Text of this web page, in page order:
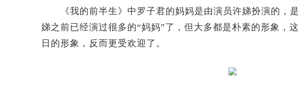
《我的前半生》中罗子君的妈妈是由演员许娣扮演的，
娣之前已经演过很多的“妈妈”了，但大多都是朴素的形象，
日的形象，反而更受欢迎了。